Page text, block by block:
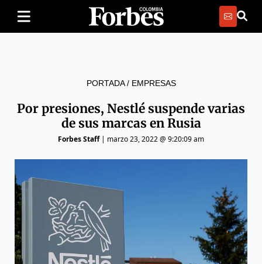
PORTADA/ EMPRESAS
Por presiones, Nestlé suspende varias
de sus marcas en Rusia
Forbes Staff| marzo 23, 2022 @ 9:20:09 am